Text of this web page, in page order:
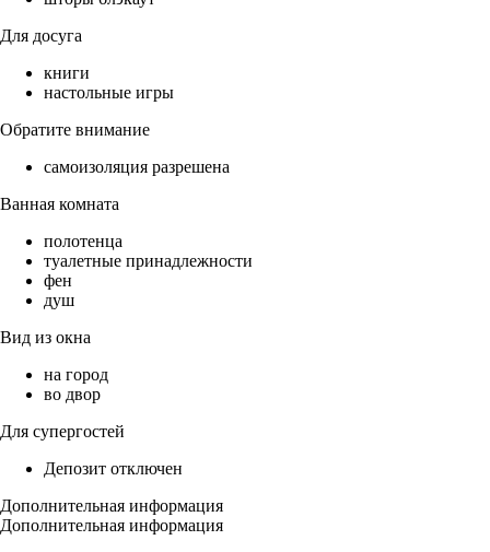
Для досуга
книги
настольные игры
Обратите внимание
самоизоляция разрешена
Ванная комната
полотенца
туалетные принадлежности
фен
душ
Вид из окна
на город
во двор
Для супергостей
Депозит отключен
Дополнительная информация
Дополнительная информация